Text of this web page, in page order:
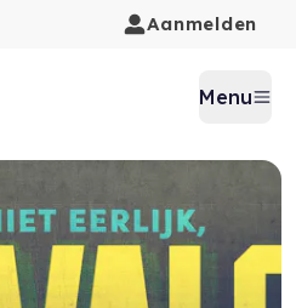
Aanmelden
Menu